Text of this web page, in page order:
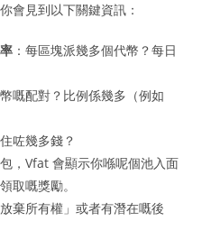
會見到以下關鍵資訊：
：每區塊派幾多個代幣？每日
嘅配對？比例係幾多（例如
咗幾多錢？
，Vfat 會顯示你喺呢個池入面
取嘅獎勵。
棄所有權」或者有潛在嘅後